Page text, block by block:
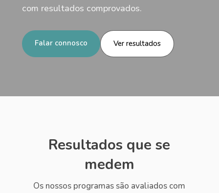
com resultados comprovados.
Falar connosco Ver resultados
Resultados que se
medem
Os nossos programas são avaliados com